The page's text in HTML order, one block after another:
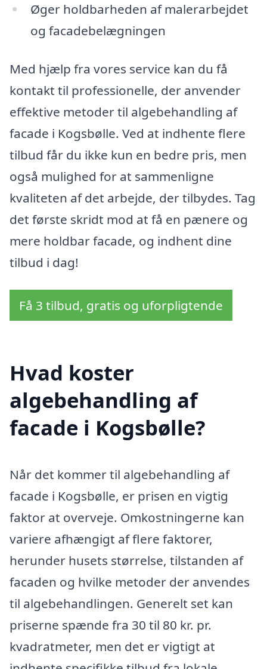
Øger holdbarheden af malerarbejdet
og facadebelægningen
Med hjælp fra vores service kan du få
kontakt til professionelle, der anvender
effektive metoder til algebehandling af
facade i Kogsbølle. Ved at indhente flere
tilbud får du ikke kun en bedre pris, men
også mulighed for at sammenligne
kvaliteten af det arbejde, der tilbydes. Tag
det første skridt mod at få en pænere og
mere holdbar facade, og indhent dine
tilbud i dag!
Få 3 tilbud, gratis og uforpligtende
Hvad koster
algebehandling af
facade i Kogsbølle?
Når det kommer til algebehandling af
facade i Kogsbølle, er prisen en vigtig
faktor at overveje. Omkostningerne kan
variere afhængigt af flere faktorer,
herunder husets størrelse, tilstanden af
facaden og hvilke metoder der anvendes
til algebehandlingen. Generelt set kan
priserne spænde fra 30 til 80 kr. pr.
kvadratmeter, men det er vigtigt at